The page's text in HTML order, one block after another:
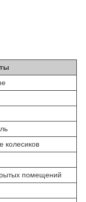
колесиков
помещений